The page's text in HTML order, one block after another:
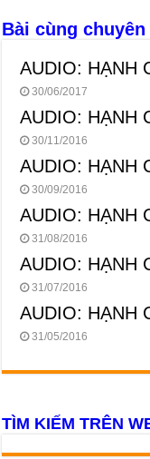
k
Bài cùng
AUDIO: HẠNH
30/06/2017
AUDIO: HẠNH
30/11/2016
AUDIO: HẠNH
30/09/2016
AUDIO: HẠNH
31/08/2016
AUDIO: HẠNH
31/07/2016
AUDIO: HẠNH
31/05/2016
TÌM KIẾM TRÊN